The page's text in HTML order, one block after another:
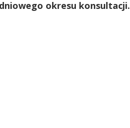
okresu konsultacji.